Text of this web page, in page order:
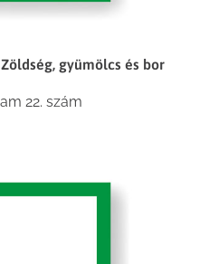
gyümölcs és bor
22. szám